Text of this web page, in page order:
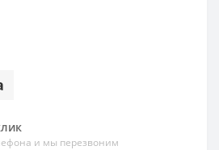
и мы перезвоним